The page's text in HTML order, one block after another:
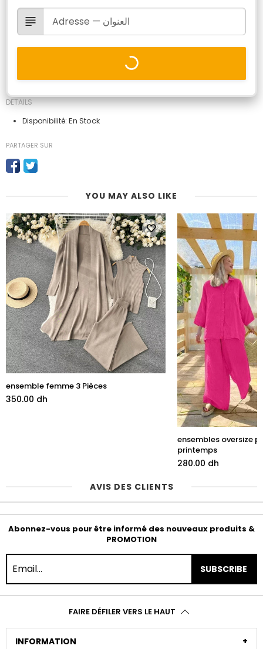
DETAILS
Disponibilité: En Stock
PARTAGER SUR
YOU MAY ALSO LIKE
ensemble femme 3 Pièces
350.00 dh
ensembles oversize
printemps
280.00 dh
AVIS DES CLIENTS
Abonnez-vous pour être informé des nouveaux produits &
PROMOTION
SUBSCRIBE
FAIRE DÉFILER VERS LE HAUT
INFORMATION